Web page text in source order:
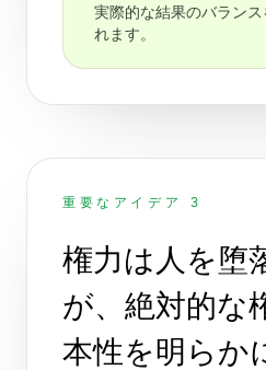
実際的な結果のバラン
れます。
重要なアイデア 3
権力は人を堕
が、絶対的な
本性を明らか